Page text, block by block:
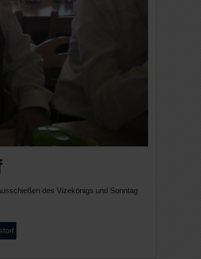
des Vizekönigs und Sonntag